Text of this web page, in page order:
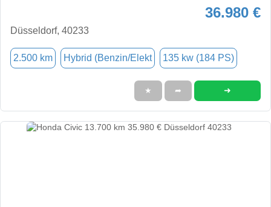
36.980 €
Düsseldorf, 40233
2.500 km Hybrid (Benzin/Elekt 135 kw (184 PS)
★ ➦ ➜